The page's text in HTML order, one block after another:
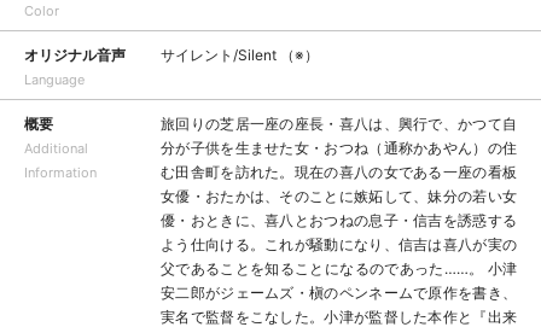
Color
オリジナル音声
Language
サイレント/Silent （※）
概要
Additional
Information
旅回りの芝居一座の座長・喜八は、興行で、かつて自
分が子供を生ませた女・おつね（通称かあやん）の住
む田舎町を訪れた。現在の喜八の女である一座の看板
女優・おたかは、そのことに嫉妬して、妹分の若い女
優・おときに、喜八とおつねの息子・信吉を誘惑する
よう仕向ける。これが騒動になり、信吉は喜八が実の
父であることを知ることになるのであった……。 小津
安二郎がジェームズ・槇のペンネームで原作を書き、
実名で監督をこなした。小津が監督した本作と『出来